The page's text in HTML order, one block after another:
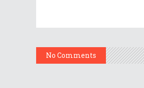
No Comments